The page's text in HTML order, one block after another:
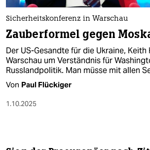
nord
wahrheit
verlag
verlag
veranstaltungen
Sicherheitskonferenz in Warschau
Zauberformel gegen
Der US-Gesandte für die Ukraine,
Warschau um Verständnis für
Russlandpolitik. Man müsse mit allen
Von Paul Flückiger
1.10.2025